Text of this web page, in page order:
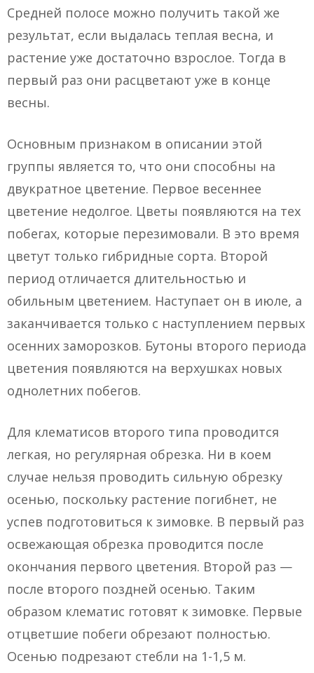
Средней полосе можно получить такой же
результат, если выдалась теплая весна, и
растение уже достаточно взрослое. Тогда в
первый раз они расцветают уже в конце
весны.
Основным признаком в описании этой
группы является то, что они способны на
двукратное цветение. Первое весеннее
цветение недолгое. Цветы появляются на тех
побегах, которые перезимовали. В это время
цветут только гибридные сорта. Второй
период отличается длительностью и
обильным цветением. Наступает он в июле, а
заканчивается только с наступлением первых
осенних заморозков. Бутоны второго периода
цветения появляются на верхушках новых
однолетних побегов.
Для клематисов второго типа проводится
легкая, но регулярная обрезка. Ни в коем
случае нельзя проводить сильную обрезку
осенью, поскольку растение погибнет, не
успев подготовиться к зимовке. В первый раз
освежающая обрезка проводится после
окончания первого цветения. Второй раз —
после второго поздней осенью. Таким
образом клематис готовят к зимовке. Первые
отцветшие побеги обрезают полностью.
Осенью подрезают стебли на 1-1,5 м.